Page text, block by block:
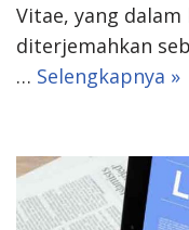
Vitae, yang dalam
diterjemahkan
… Selengkapnya »